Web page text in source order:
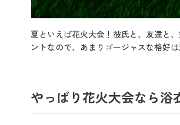
夏といえば花火大会！彼氏と、友達と
ントなので、あまりゴージャスな格好
やっぱり花火大会なら